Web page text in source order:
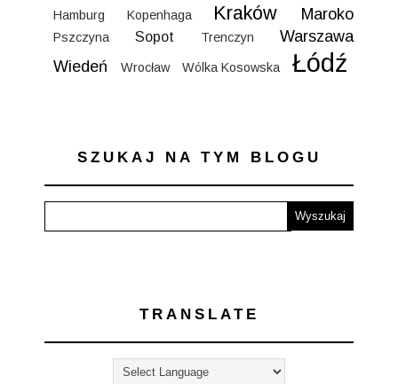
Hamburg
Kopenhaga Kraków Maroko
Pszczyna Sopot Trenczyn
Warszawa
Wiedeń
Wrocław Wólka Kosowska Łódź
SZUKAJ NA TYM BLOGU
TRANSLATE